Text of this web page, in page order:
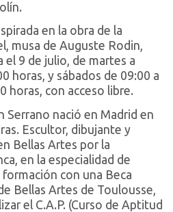
en la obra de la
musa de Auguste Rodin,
el 9 de julio, de martes a
horas, y sábados de 09:00 a
horas, con acceso libre.
Serrano nació en Madrid en
Escultor, dibujante y
Bellas Artes por la
en la especialidad de
con una Beca
Bellas Artes de Toulousse,
el C.A.P. (Curso de Aptitud